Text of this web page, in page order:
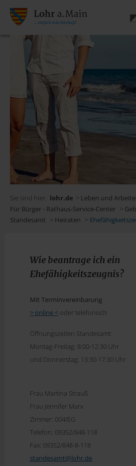
Sie sind hier: lohr.de > Leben und
Für Bürger - Rathaus-Service-Center >
Standesamt > Heiraten >
Wie beantrage ich ein
Ehefähigkeitszeugnis?
Mit Terminvereinbarung
> online < oder telefonisch
Öffnungszeiten Standesamt:
Montag-Freitag: 8:00-12:30 Uhr
und Donnerstag: 13:30-17:30 Uhr
Frau Martina Strauß
Frau Jennifer Marx
Zimmer: 004/EG
Telefon: 09352/848-118
Fax: 09352/848-8-118
standesamt@lohr.de